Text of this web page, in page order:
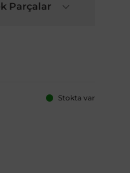
Parçalar
Stokta var